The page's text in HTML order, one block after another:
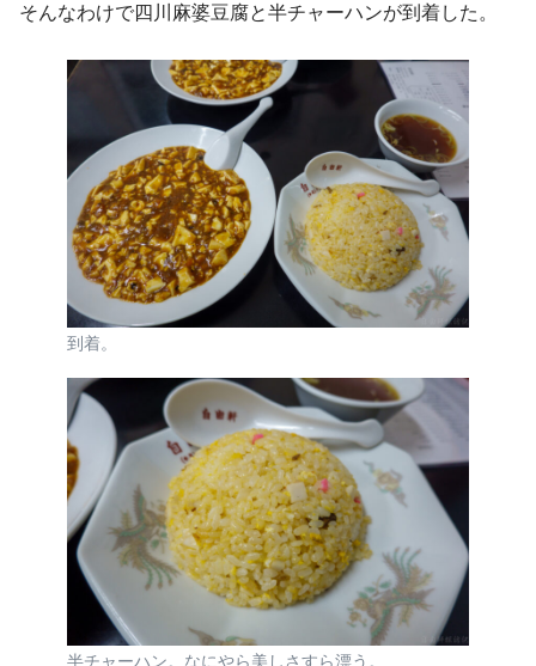
そんなわけで四川麻婆豆腐と半チャーハンが到着した。
到着。
半チャーハン。なにやら美しさすら漂う。